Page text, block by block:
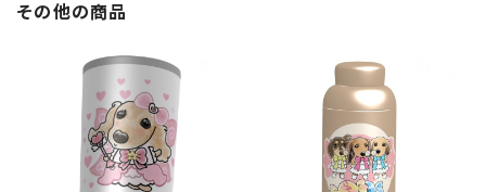
その他の商品